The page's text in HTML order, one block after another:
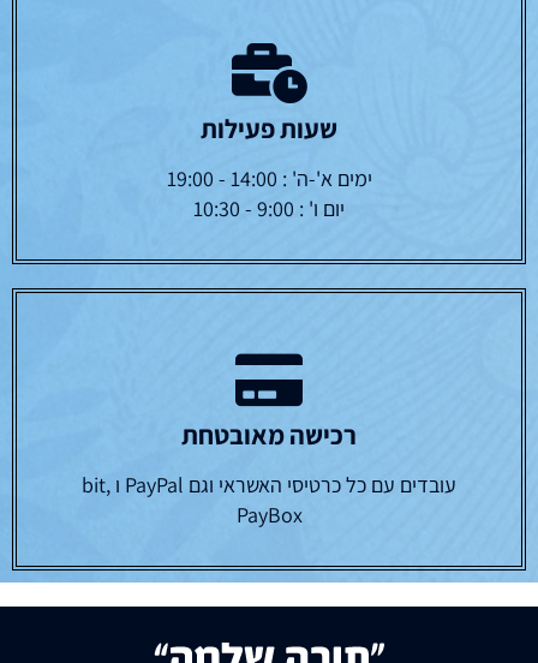
שעות פעילות
ימים א'-ה' : 14:00 - 19:00
יום ו' : 9:00 - 10:30
רכישה מאובטחת
עובדים עם כל כרטיסי האשראי וגם PayPal ו bit,
PayBox